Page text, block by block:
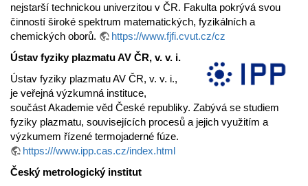
nejstarší technickou univerzitou v ČR. Fakulta pokrývá svou
činností široké spektrum matematických, fyzikálních a
chemických oborů.
https://www.fjfi.cvut.cz/cz
Ústav fyziky plazmatu AV ČR, v. v. i.
Ústav fyziky plazmatu AV ČR, v. v. i.,
je veřejná výzkumná instituce,
součást Akademie věd České republiky. Zabývá se studiem
fyziky plazmatu, souvisejících procesů a jejich využitím a
výzkumem řízené termojaderné fúze.
https:///www.ipp.cas.cz/index.html
Český metrologický institut